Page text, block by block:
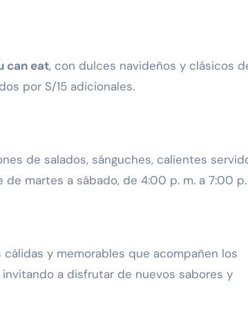
can eat, con dulces navideños y clásicos
por S/15 adicionales.
de salados, sánguches, calientes
martes a sábado, de 4:00 p. m. a 7:00
y memorables que acompañen los
a disfrutar de nuevos sabores y